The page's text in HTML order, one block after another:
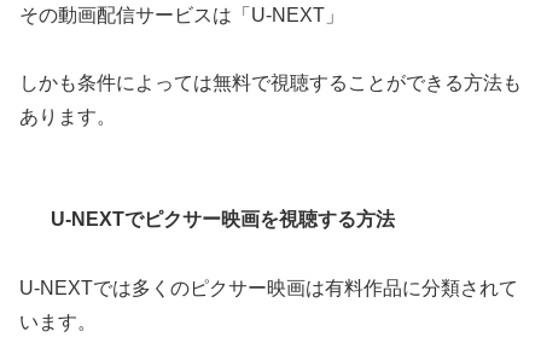
その動画配信サービスは「U-NEXT」
しかも条件によっては無料で視聴することができる方法も
あります。
U-NEXTでピクサー映画を視聴する方法
U-NEXTでは多くのピクサー映画は有料作品に分類されて
います。